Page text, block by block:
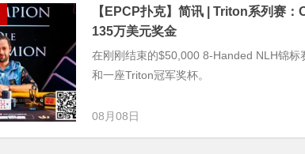
【EPCP扑克】简讯 | Triton系列赛
135万美元奖金
在刚刚结束的$50,000 8-Handed NLH锦
和一座Triton冠军奖杯。
08月08日